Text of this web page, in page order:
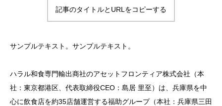
記事のタイトルとURLをコピーする
サンプルテキスト。サンプルテキスト。
ハラル和食専門輸出商社のアセットフロンティア株式会社（本
社：東京都港区、代表取締役CEO：島居 里至）は、兵庫県を中
心に飲食店を約35店舗運営する福助グループ（本社：兵庫県三田